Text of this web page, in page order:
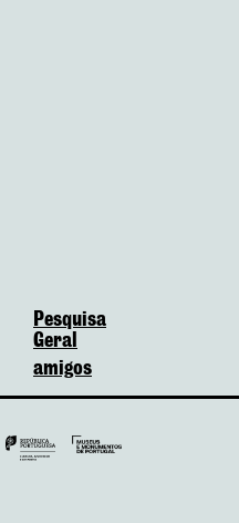
Pesquisa
Geral
amigos